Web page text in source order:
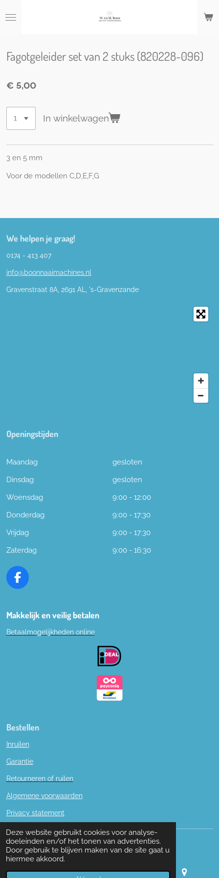
Deze website gebruikt cookies voor analyse-
doeleinden en/of het tonen van advertenties.
Door gebruik te blijven maken van de site gaat u
hiermee akkoord.
direct
hoofdinhoud
Fagotgeleider set van 2 stuks (820228-096)
€ 5,00
In winkelwagen
3 en 5 mm
Voor de modellen C,D,E,F,G
We helpen je graag!
0174 - 413 407
info@boonnaaimachines.nl
Gravenstraat 8A, 2691 AL, 's-Gravenzande
Openingstijden
Maandag
gesloten
Dinsdag
gesloten
Woensdag
9:00 - 12:00
Donderdag
9:00 - 17:30
Vrijdag
9:00 - 17:30
Zaterdag
9:00 - 16:30
F
e
o
Makkelijk en veilig betalen
Betaalmogelijkheden online
Bestellen
Inruilen
Garantie
Retourneren of ruilen
Algemene voorwaarden
Privacy statement
© 2019 - 2022 W. en M. Boon naaimachines.